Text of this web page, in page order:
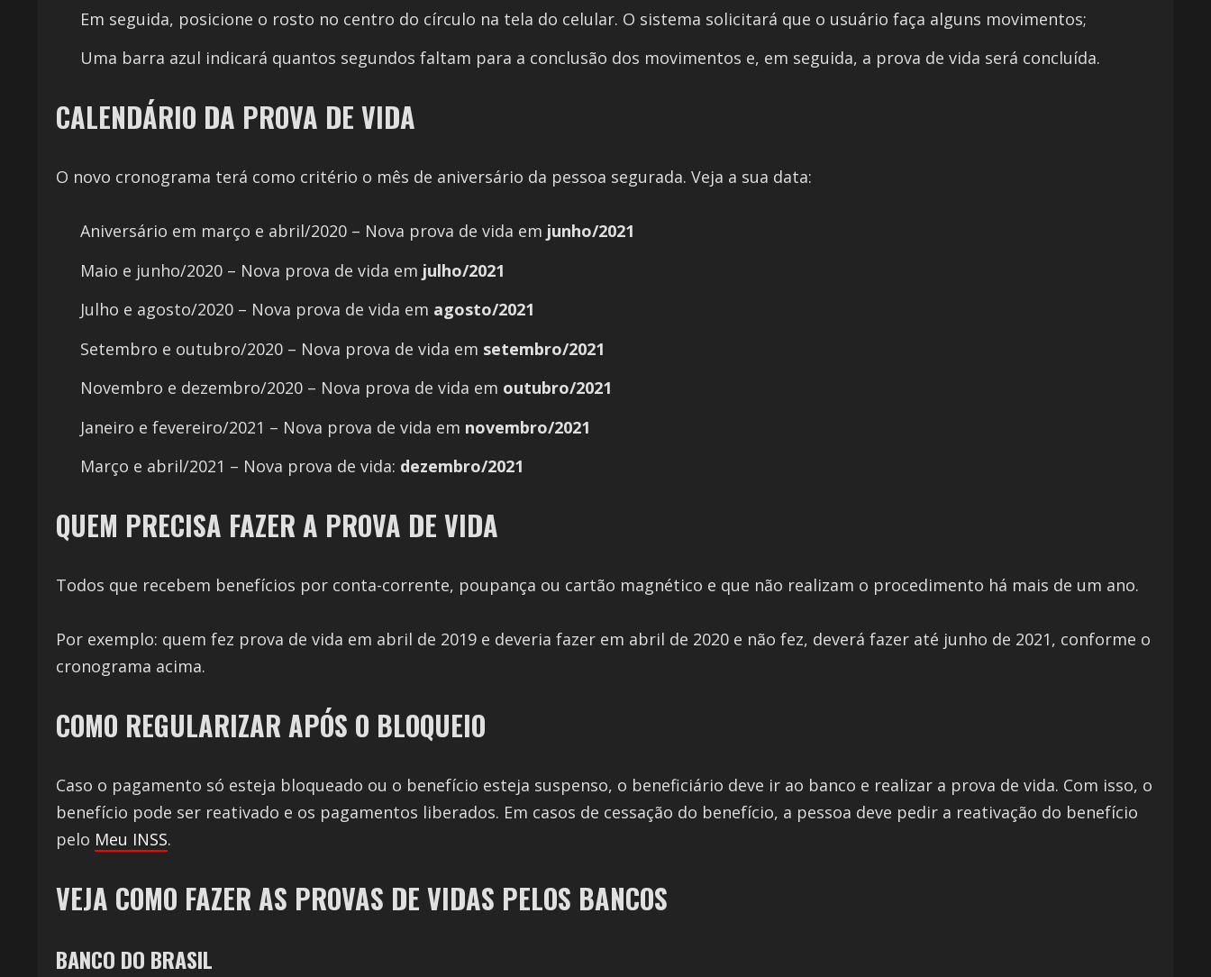
Em seguida, posicione o rosto no centro do círculo na tela do celular. O sistema solicitará que o usuário faça alguns movimentos;
Uma barra azul indicará quantos segundos faltam para a conclusão dos movimentos e, em seguida, a prova de vida será concluída.
CALENDÁRIO DA PROVA DE VIDA
O novo cronograma terá como critério o mês de aniversário da pessoa segurada. Veja a sua data:
Aniversário em março e abril/2020 – Nova prova de vida em junho/2021
Maio e junho/2020 – Nova prova de vida em julho/2021
Julho e agosto/2020 – Nova prova de vida em agosto/2021
Setembro e outubro/2020 – Nova prova de vida em setembro/2021
Novembro e dezembro/2020 – Nova prova de vida em outubro/2021
Janeiro e fevereiro/2021 – Nova prova de vida em novembro/2021
Março e abril/2021 – Nova prova de vida: dezembro/2021
QUEM PRECISA FAZER A PROVA DE VIDA
Todos que recebem benefícios por conta-corrente, poupança ou cartão magnético e que não realizam o procedimento há mais de um ano.
Por exemplo: quem fez prova de vida em abril de 2019 e deveria fazer em abril de 2020 e não fez, deverá fazer até junho de 2021, conforme o
cronograma acima.
COMO REGULARIZAR APÓS O BLOQUEIO
Caso o pagamento só esteja bloqueado ou o benefício esteja suspenso, o beneficiário deve ir ao banco e realizar a prova de vida. Com isso, o
benefício pode ser reativado e os pagamentos liberados. Em casos de cessação do benefício, a pessoa deve pedir a reativação do benefício
pelo Meu INSS.
VEJA COMO FAZER AS PROVAS DE VIDAS PELOS BANCOS
BANCO DO BRASIL